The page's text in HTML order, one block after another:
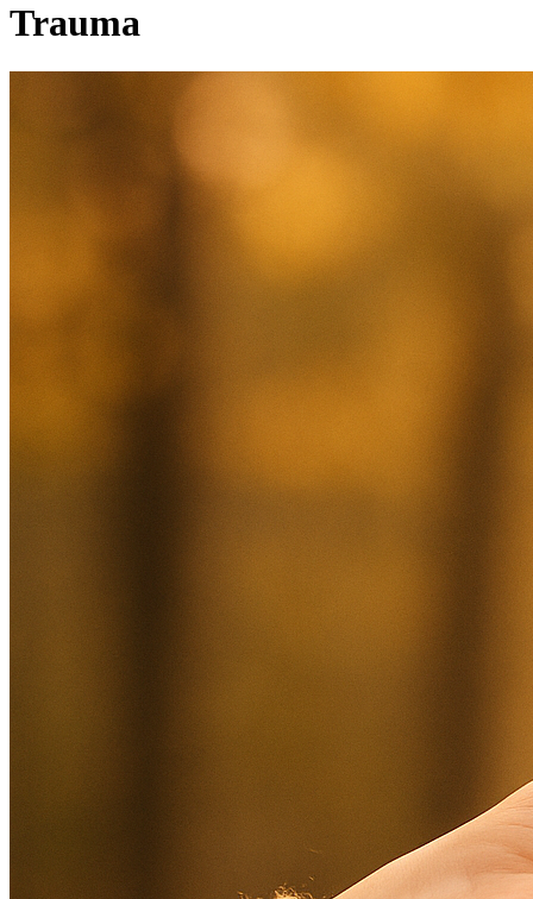
Trauma